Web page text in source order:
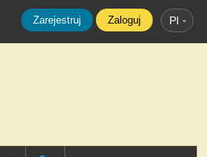
Zarejestruj Zaloguj Pl